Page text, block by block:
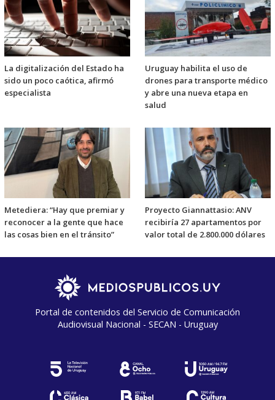
La digitalización del Estado ha
sido un poco caótica, afirmó
especialista
Uruguay habilita el uso de
drones para transporte médico
y abre una nueva etapa en
salud
Metediera: “Hay que premiar y
reconocer a la gente que hace
las cosas bien en el tránsito”
Proyecto Giannattasio: ANV
recibiría 27 apartamentos por
valor total de 2.800.000 dólares
Portal de contenidos del Servicio de Comunicación
Audiovisual Nacional - SECAN - Uruguay